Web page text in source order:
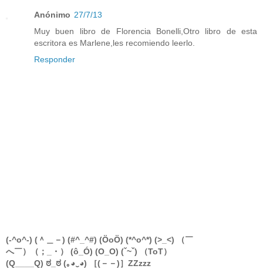
Anónimo 27/7/13
Muy buen libro de Florencia Bonelli,Otro libro de esta
escritora es Marlene,les recomiendo leerlo.
Responder
(-^o^-) (＾＿－) (#^_^#) (ÖoÖ) (*^o^*) (>_<) （￣
へ￣）（；_・） (ô_Ó) (O_O) (ˇ~ˇ) （ToT）
(Q____Q) ಠ_ಠ (｡◕‿◕) ［(－－)］ZZzzz